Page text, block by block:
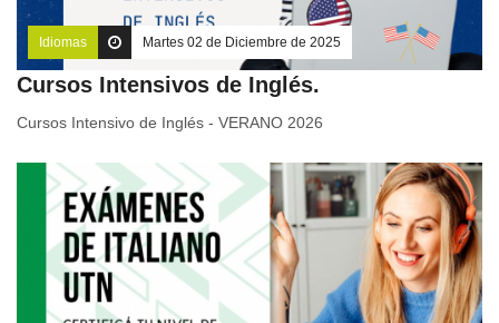
Idiomas Martes 02 de Diciembre de 2025
Cursos Intensivos de Inglés.
Cursos Intensivo de Inglés - VERANO 2026